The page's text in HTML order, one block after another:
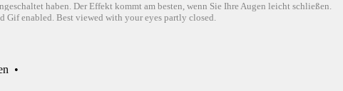
haben. Der Effekt kommt am besten, wenn Sie Ihre Augen leicht schließen.
Gif enabled. Best viewed with your eyes partly closed.
•